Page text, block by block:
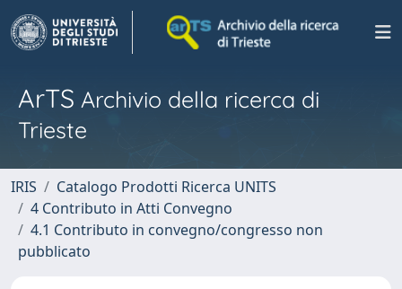
ArTS Archivio della ricerca di
Trieste
IRIS
Catalogo Prodotti Ricerca UNITS
4 Contributo in Atti Convegno
4.1 Contributo in convegno/congresso non
pubblicato